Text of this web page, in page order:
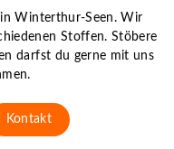
Winterthur-Seen. Wir
Stoffen. Stöbere
darfst du gerne mit uns
Kontakt